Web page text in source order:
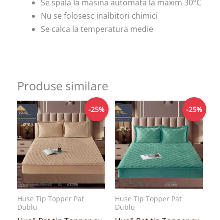
Se spala la masina automata la maxim 30°C
Nu se folosesc inalbitori chimici
Se calca la temperatura medie
Produse similare
-25%
Huse Tip Topper Pat
Dublu
Prețul
inițial
a
199,00lei.
Prețul
curent
este:
149,00lei.
-25%
Huse Tip Topper Pat
Dublu
Prețul
fost:
199,00lei.
Prețul
curent
este:
149,00lei.